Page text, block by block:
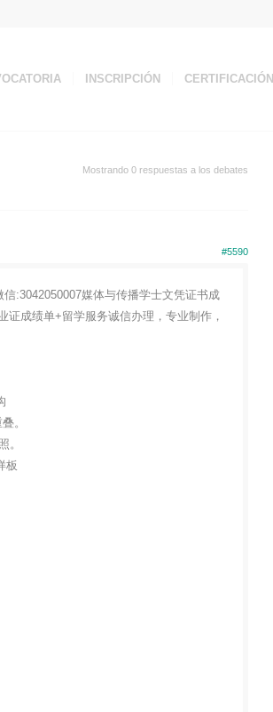
INSCRIPCIÓN CERTIFICACIÓN
Mostrando 0 respuestas a los debates
#5590
:3042050007媒体与传播学士文凭证书成
成绩单+留学服务诚信办理，专业制作，
。
。
板